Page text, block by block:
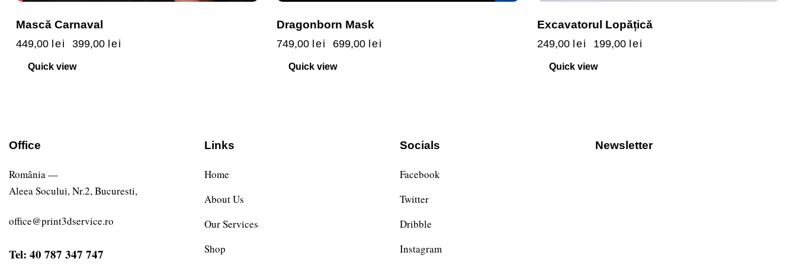
Mască Carnaval
449,00 lei 399,00 lei
Quick view
Dragonborn Mask
749,00 lei 699,00 lei
Quick view
Excavatorul Lopățică
249,00 lei 199,00 lei
Quick view
Office
România —
Aleea Socului, Nr.2, Bucuresti,
office@print3dservice.ro
Tel: 40 787 347 747
Links
Home
About Us
Our Services
Shop
Socials
Facebook
Twitter
Dribble
Instagram
Newsletter